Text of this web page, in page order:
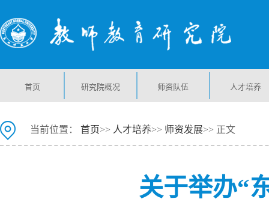
首页 研究院概况 师资队伍 人才培养
当前位置： 首页>> 人才培养>> 师资发展>> 正文
关于举办“